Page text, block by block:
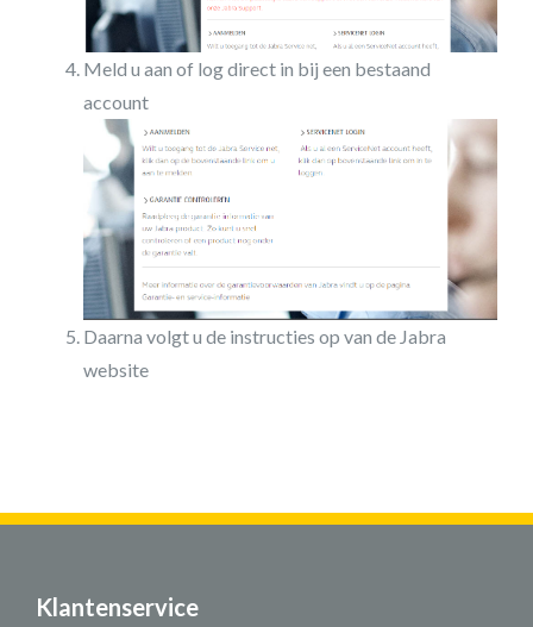
Meld u aan of log direct in bij een bestaand
account
Daarna volgt u de instructies op van de Jabra
website
Klantenservice